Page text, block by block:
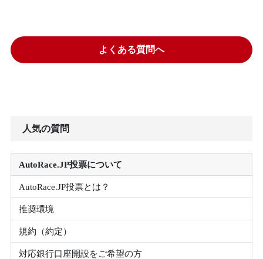
よくある質問へ
人気の質問
AutoRace.JP投票について
AutoRace.JP投票とは？
推奨環境
規約（約定）
対応銀行口座開設をご希望の方